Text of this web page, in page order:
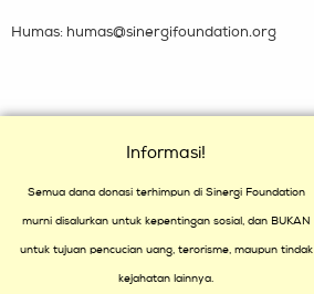
Humas: humas@sinergifoundation.org
Informasi!
Semua dana donasi terhimpun di Sinergi Foundation
murni disalurkan untuk kepentingan sosial, dan BUKAN
untuk tujuan pencucian uang, terorisme, maupun tindak
kejahatan lainnya.